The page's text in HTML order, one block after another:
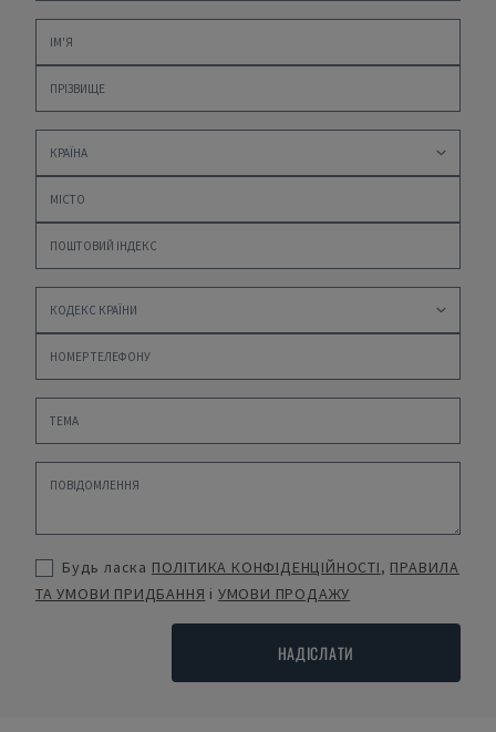
Будь ласка ПОЛІТИКА КОНФІДЕНЦІЙНОСТІ, ПРАВИЛА
ТА УМОВИ ПРИДБАННЯ і УМОВИ ПРОДАЖУ
НАДІСЛАТИ